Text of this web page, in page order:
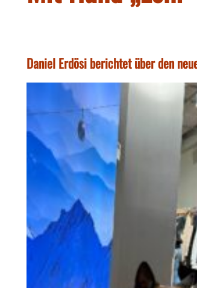
Daniel Erdösi berichtet über den